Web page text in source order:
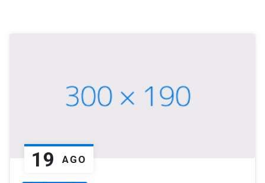
19 AGO